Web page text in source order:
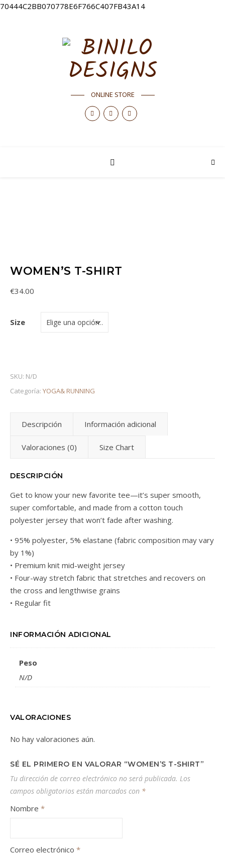
70444C2BB070778E6F766C407FB43A14
ONLINE STORE
WOMEN’S T-SHIRT
€34.00
Size
SKU: N/D
Categoría: YOGA& RUNNING
Descripción Información adicional
Valoraciones (0) Size Chart
DESCRIPCIÓN
Get to know your new favorite tee—it’s super smooth,
super comfortable, and made from a cotton touch
polyester jersey that won’t fade after washing.
• 95% polyester, 5% elastane (fabric composition may vary
by 1%)
• Premium knit mid-weight jersey
• Four-way stretch fabric that stretches and recovers on
the cross and lengthwise grains
• Regular fit
INFORMACIÓN ADICIONAL
Peso
N/D
VALORACIONES
No hay valoraciones aún.
SÉ EL PRIMERO EN VALORAR “WOMEN’S T-SHIRT”
Tu dirección de correo electrónico no será publicada. Los
campos obligatorios están marcados con *
Nombre *
Correo electrónico *